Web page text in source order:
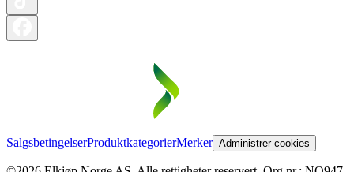
SalgsbetingelserProduktkategorierMerker Administrer cookies